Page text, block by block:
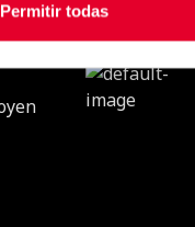
Permitir todas